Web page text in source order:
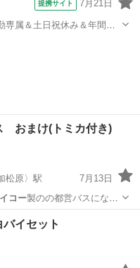
提携サイト 7月21日
専属＆土日祝休み＆年間休
おまけ(トミカ付き)
松原〉駅
7月13日
イコー製のの都営バスになり
原〉駅 ミニカー
イセット